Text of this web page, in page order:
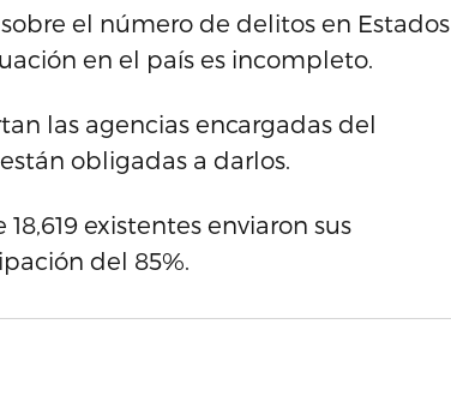
el número de delitos en Estados
en el país es incompleto.
las agencias encargadas del
obligadas a darlos.
existentes enviaron sus
del 85%.